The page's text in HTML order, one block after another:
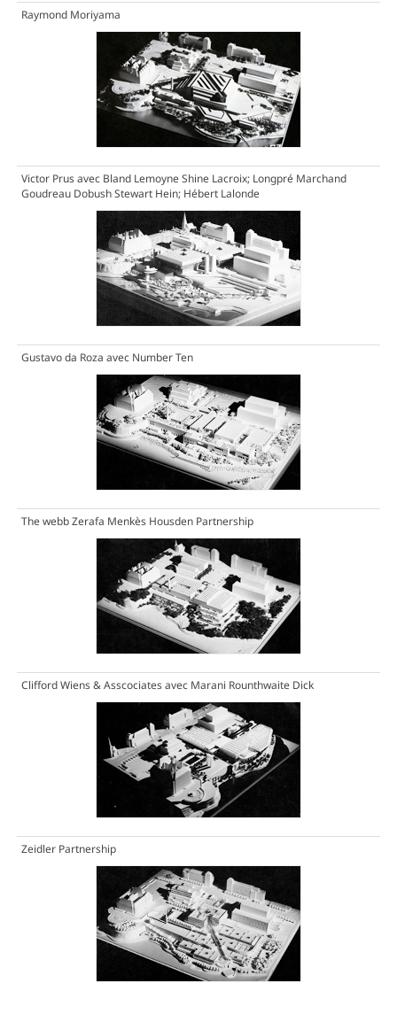
Raymond Moriyama
Victor Prus avec Bland Lemoyne Shine Lacroix; Longpré Marchand
Goudreau Dobush Stewart Hein; Hébert Lalonde
Gustavo da Roza avec Number Ten
The webb Zerafa Menkès Housden Partnership
Clifford Wiens & Asscociates avec Marani Rounthwaite Dick
Zeidler Partnership